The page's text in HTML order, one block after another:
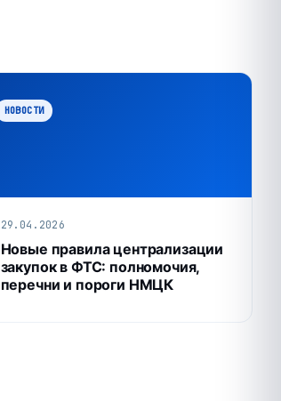
НОВОСТИ
29.04.2026
Новые правила централизации
закупок в ФТС: полномочия,
перечни и пороги НМЦК